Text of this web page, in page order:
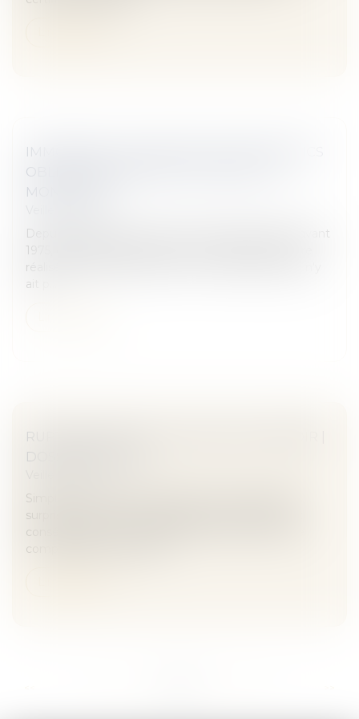
IMMOBILIER : DE NOUVEAUX DIAGNOSTICS
OBLIGATOIRES AVANT LOCATION - LA
MONTAGNE
Depuis le 1er juillet, dans les immeubles datant d’avant
1975, des diagnostics électricité et gaz doivent être
réalisés avant toute location. « Nous vérifions qu'il n'y
ait p...
RUPTURE DE PACS : CE QU’IL FAUT SAVOIR |
DOSSIER FAMILIAL
Simple à conclure, le pacs peut réserver quelques
surprises à l’heure de sa dissolution. Attention aux
conséquences sur le partage de vos biens. Pas de
compensation financière...